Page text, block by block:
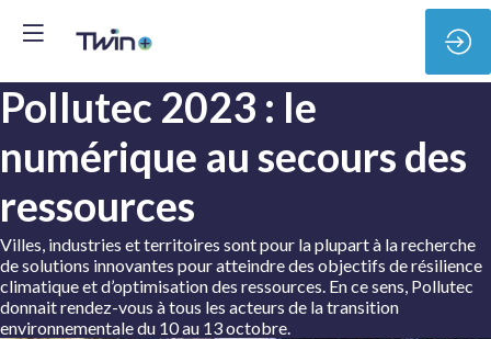
Pollutec 2023 : le
numérique au secours des
ressources
Villes, industries et territoires sont pour la plupart à la recherche
de solutions innovantes pour atteindre des objectifs de résilience
climatique et d’optimisation des ressources. En ce sens, Pollutec
donnait rendez-vous à tous les acteurs de la transition
environnementale du 10 au 13 octobre.